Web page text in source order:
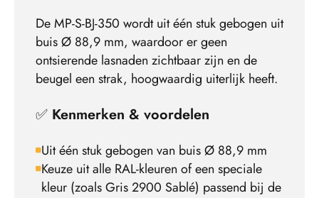
De MP-S-BJ-350 wordt uit één stuk gebogen uit
buis Ø 88,9 mm, waardoor er geen
ontsierende lasnaden zichtbaar zijn en de
beugel een strak, hoogwaardig uiterlijk heeft.
✅ Kenmerken & voordelen
Uit één stuk gebogen van buis Ø 88,9 mm
Keuze uit alle RAL-kleuren of een speciale
kleur (zoals Gris 2900 Sablé) passend bij de